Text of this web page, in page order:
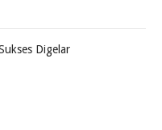
Digelar